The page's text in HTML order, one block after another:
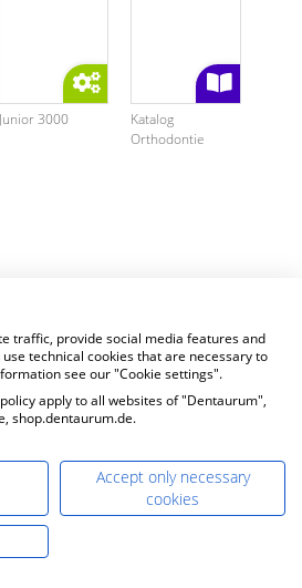
Junior 3000
Katalog
Orthodontie
Katalogauszug
traffic, provide social media features and
technical cookies that are necessary to
see our "Cookie settings".
apply to all websites of "Dentaurum",
shop.dentaurum.de.
Accept only necessary
cookies